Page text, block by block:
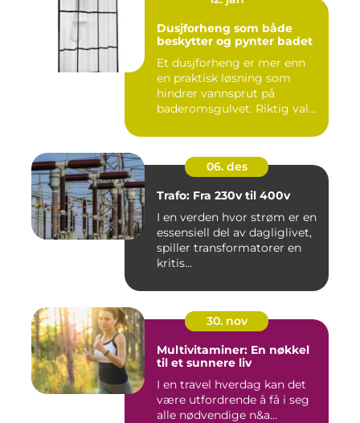
Dusjforheng som både
beskytter og pynter badet
Et dusjforheng er mer enn
en praktisk løsning som
hindrer vannsprut på
baderomsgulvet. Riktig valg
06. des
Trafo: Fra 230v til 400v
I en verden hvor strøm er en
essensiell del av dagliglivet,
spiller transformatorer en
kritis...
30. nov
Multivitaminer: En nøkkel
til et sunnere liv
I en travel hverdag kan det
være utfordrende å få i seg
alle nødvendige n&a...